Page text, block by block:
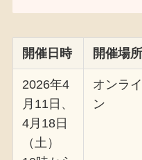
開催日時 開催場所
2026年4
月11日、
4月18日
（土）
オンライ
ン